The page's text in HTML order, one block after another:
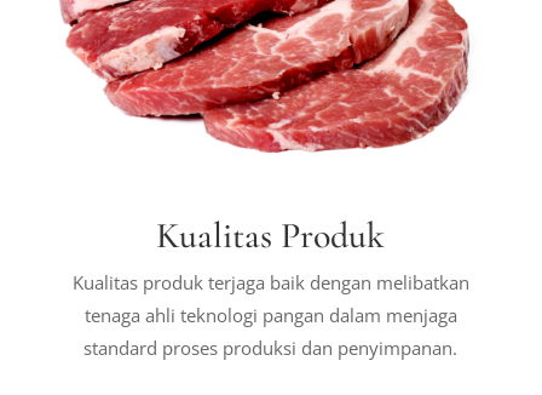
Kualitas Produk
Kualitas produk terjaga baik dengan melibatkan
tenaga ahli teknologi pangan dalam menjaga
standard proses produksi dan penyimpanan.